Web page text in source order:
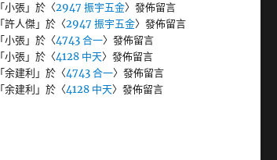
「小張」於〈2947 振宇五金〉發佈留言
「許人傑」於〈2947 振宇五金〉發佈留言
「小張」於〈4743 合一〉發佈留言
「小張」於〈4128 中天〉發佈留言
「余建利 」於〈4743 合一〉發佈留言
「余建利 」於〈4128 中天〉發佈留言